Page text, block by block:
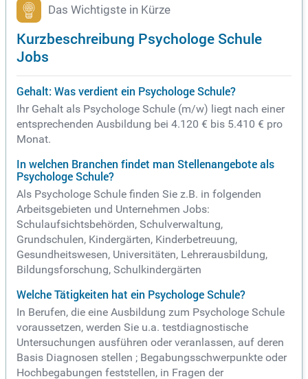
Das Wichtigste in Kürze
Kurzbeschreibung Psychologe Schule
Jobs
Gehalt: Was verdient ein Psychologe Schule?
Ihr Gehalt als Psychologe Schule (m/w) liegt nach einer
entsprechenden Ausbildung bei 4.120 € bis 5.410 € pro
Monat.
In welchen Branchen findet man Stellenangebote als
Psychologe Schule?
Als Psychologe Schule finden Sie z.B. in folgenden
Arbeitsgebieten und Unternehmen Jobs:
Schulaufsichtsbehörden, Schulverwaltung,
Grundschulen, Kindergärten, Kinderbetreuung,
Gesundheitswesen, Universitäten, Lehrerausbildung,
Bildungsforschung, Schulkindergärten
Welche Tätigkeiten hat ein Psychologe Schule?
In Berufen, die eine Ausbildung zum Psychologe Schule
voraussetzen, werden Sie u.a. testdiagnostische
Untersuchungen ausführen oder veranlassen, auf deren
Basis Diagnosen stellen ; Begabungsschwerpunkte oder
Hochbegabungen feststellen, in Fragen der